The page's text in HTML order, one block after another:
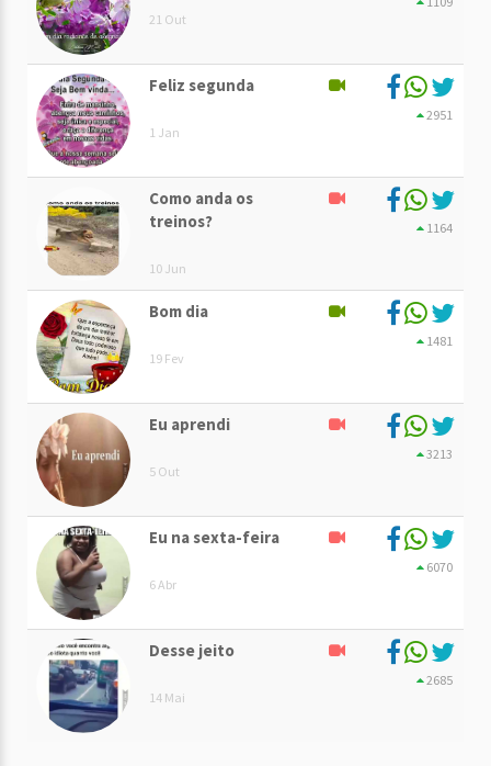
21 Out
Feliz segunda
1 Jan
2951
Como anda os
treinos?
10 Jun
1164
Bom dia
19 Fev
1481
Eu aprendi
5 Out
3213
Eu na sexta-feira
6 Abr
6070
Desse jeito
14 Mai
2685